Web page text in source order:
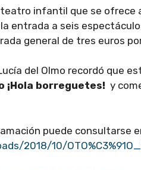
infantil que se ofrece
entrada a seis
general de tres euros
del Olmo recordó que
¡Hola borreguetes! y
puede consultarse
2018/10/